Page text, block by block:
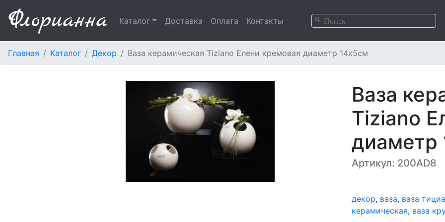
Каталог Доставка Оплата Контакты
Главная Каталог Декор Ваза керамическая Tiziano Елени кремовая диаметр 14х5см
Ваза
Tiziano
диаметр
Артикул: 200AD8
декор, ваза, ваза
керамическая, ваза